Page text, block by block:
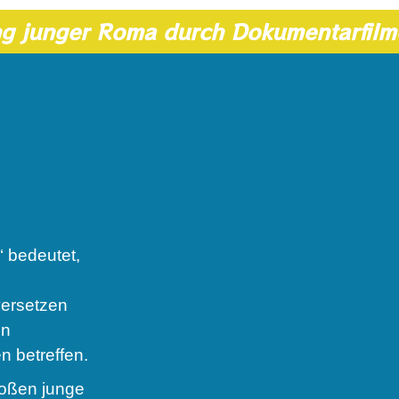
junger Roma durch
bedeutet,
betreffen.
junge